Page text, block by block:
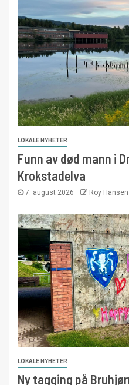
LOKALE NYHETER
Funn av død mann i
Krokstadelva
7. august 2026 Roy Hansen
LOKALE NYHETER
Ny tagging på